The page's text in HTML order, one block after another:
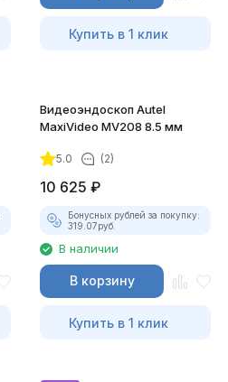
Купить в 1 клик
Видеоэндоскоп Autel
MaxiVideo MV208 8.5 мм
5.0 (2)
10 625 ₽
Бонусных рублей за покупку:
319.07руб.
В наличии
В корзину
Купить в 1 клик